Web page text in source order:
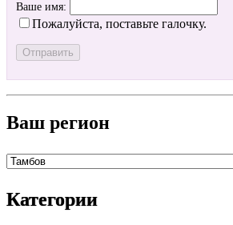
Ваше имя:
Пожалуйста, поставьте галочку.
Ваш регион
Категории